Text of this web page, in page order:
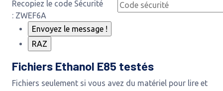
Recopiez le code Sécurité
: ZWEF6A
Fichiers Ethanol E85 testés
Fichiers seulement si vous avez du matériel pour lire et